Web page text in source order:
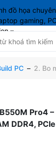
PC – 2. Bo
Pro4
DDR4,